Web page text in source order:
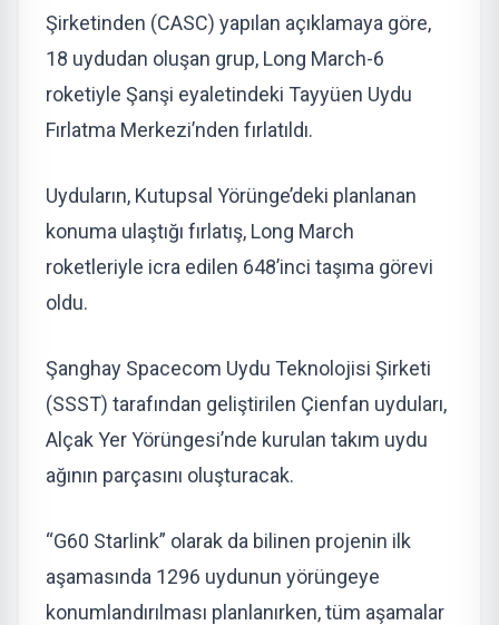
Şirketinden (CASC) yapılan açıklamaya göre,
18 uydudan oluşan grup, Long March-6
roketiyle Şanşi eyaletindeki Tayyüen Uydu
Fırlatma Merkezi’nden fırlatıldı.
Uyduların, Kutupsal Yörünge’deki planlanan
konuma ulaştığı fırlatış, Long March
roketleriyle icra edilen 648’inci taşıma görevi
oldu.
Şanghay Spacecom Uydu Teknolojisi Şirketi
(SSST) tarafından geliştirilen Çienfan uyduları,
Alçak Yer Yörüngesi’nde kurulan takım uydu
ağının parçasını oluşturacak.
“G60 Starlink” olarak da bilinen projenin ilk
aşamasında 1296 uydunun yörüngeye
konumlandırılması planlanırken, tüm aşamalar